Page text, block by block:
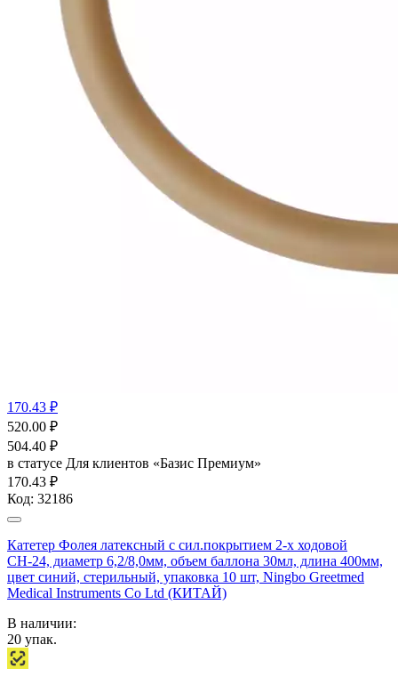
170.43 ₽
520.00 ₽
504.40 ₽
в статусе Для клиентов «Базис Премиум»
170.43 ₽
Код: 32186
Катетер Фолея латексный с сил.покрытием 2-х ходовой
СН-24, диаметр 6,2/8,0мм, объем баллона 30мл, длина 400мм,
цвет синий, стерильный, упаковка 10 шт, Ningbo Greetmed
Medical Instruments Co Ltd (КИТАЙ)
В наличии:
20 упак.